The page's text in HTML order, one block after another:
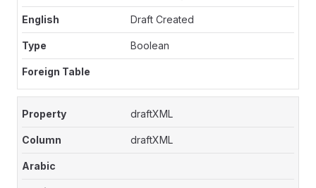
Draft Created
Boolean
draftXML
draftXML